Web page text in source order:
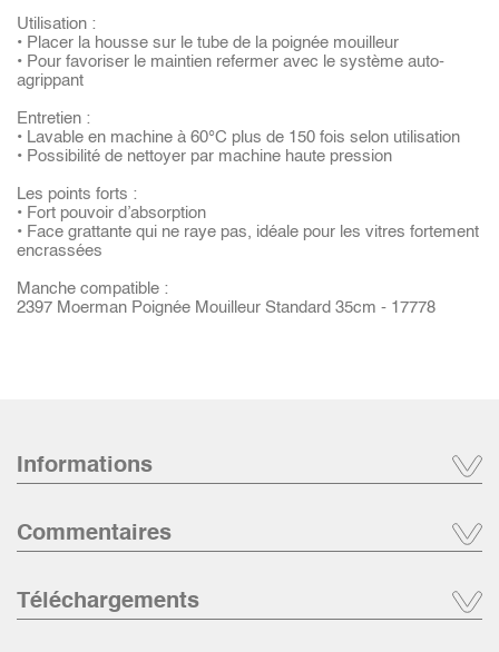
Utilisation :
• Placer la housse sur le tube de la poignée mouilleur
• Pour favoriser le maintien refermer avec le système auto-
agrippant
Entretien :
• Lavable en machine à 60°C plus de 150 fois selon utilisation
• Possibilité de nettoyer par machine haute pression
Les points forts :
• Fort pouvoir d’absorption
• Face grattante qui ne raye pas, idéale pour les vitres fortement
encrassées
Manche compatible :
2397 Moerman Poignée Mouilleur Standard 35cm - 17778
Informations
Commentaires
Téléchargements